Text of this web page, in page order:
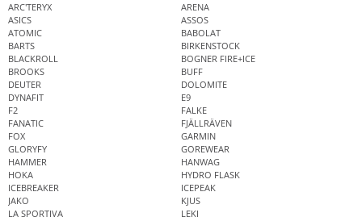
ARC'TERYX
ARENA
ASICS
ASSOS
ATOMIC
BABOLAT
BARTS
BIRKENSTOCK
BLACKROLL
BOGNER FIRE+ICE
BROOKS
BUFF
DEUTER
DOLOMITE
DYNAFIT
E9
F2
FALKE
FANATIC
FJÄLLRÄVEN
FOX
GARMIN
GLORYFY
GOREWEAR
HAMMER
HANWAG
HOKA
HYDRO FLASK
ICEBREAKER
ICEPEAK
JAKO
KJUS
LA SPORTIVA
LEKI